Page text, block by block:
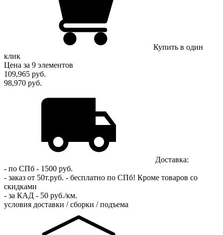
Купить в один
клик
Цена за 9 элементов
109,965 руб.
98,970 руб.
Доставка:
- по СПб - 1500 руб.
- заказ от 50т.руб. - бесплатно по СПб! Кроме товаров со
скидками
- за КАД - 50 руб./км.
условия доставки / сборки / подъема